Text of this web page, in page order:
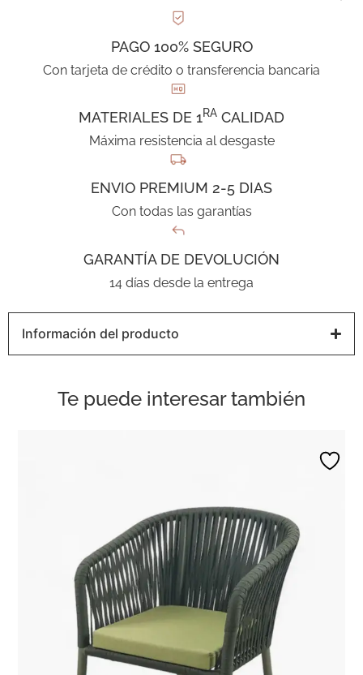
PAGO 100% SEGURO
Con tarjeta de crédito o transferencia bancaria
MATERIALES DE 1RA CALIDAD
Máxima resistencia al desgaste
ENVIO PREMIUM 2-5 DIAS
Con todas las garantías
GARANTÍA DE DEVOLUCIÓN
14 días desde la entrega
Información del producto
Te puede interesar también